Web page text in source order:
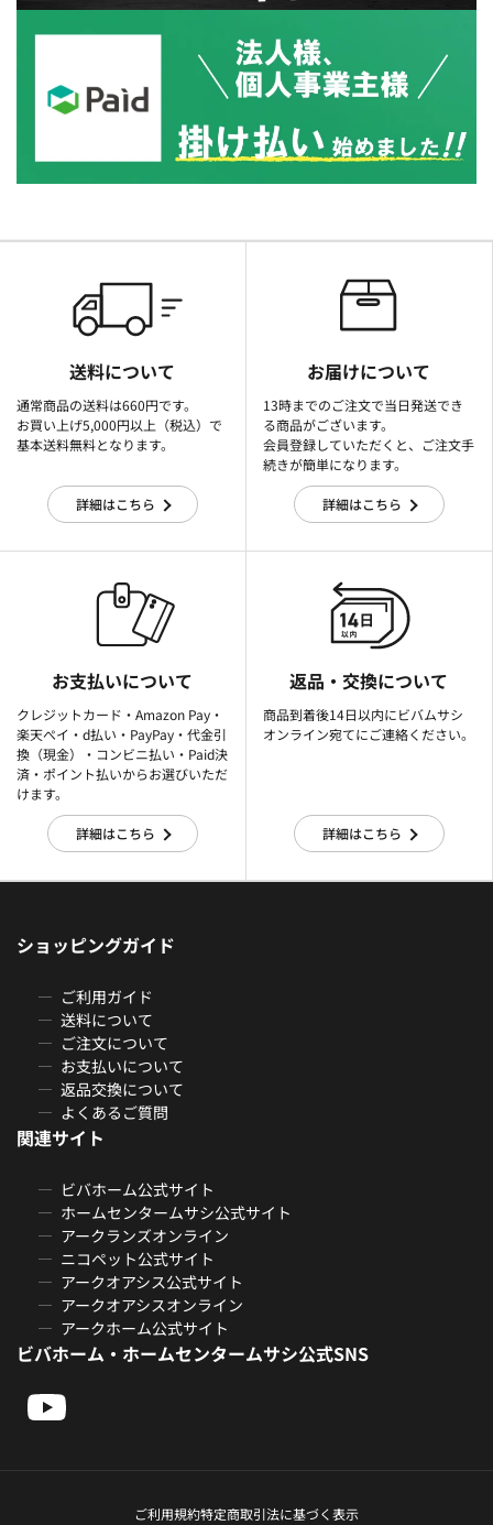
送料について
通常商品の送料は660円です。
お買い上げ5,000円以上（税込）で
基本送料無料となります。
詳細はこちら
お届けについて
13時までのご注文で当日発送でき
る商品がございます。
会員登録していただくと、ご注文手
続きが簡単になります。
詳細はこちら
お支払いについて
クレジットカード・Amazon Pay・
楽天ぺイ・d払い・PayPay・代金引
換（現金）・コンビニ払い・Paid決
済・ポイント払いからお選びいただ
けます。
詳細はこちら
返品・交換について
商品到着後14日以内にビバムサシ
オンライン宛てにご連絡ください。
詳細はこちら
ショッピングガイド
ご利用ガイド
送料について
ご注文について
お支払いについて
返品交換について
よくあるご質問
関連サイト
ビバホーム公式サイト
ホームセンタームサシ公式サイト
アークランズオンライン
ニコペット公式サイト
アークオアシス公式サイト
アークオアシスオンライン
アークホーム公式サイト
ビバホーム・ホームセンタームサシ公式SNS
ご利用規約特定商取引法に基づく表示